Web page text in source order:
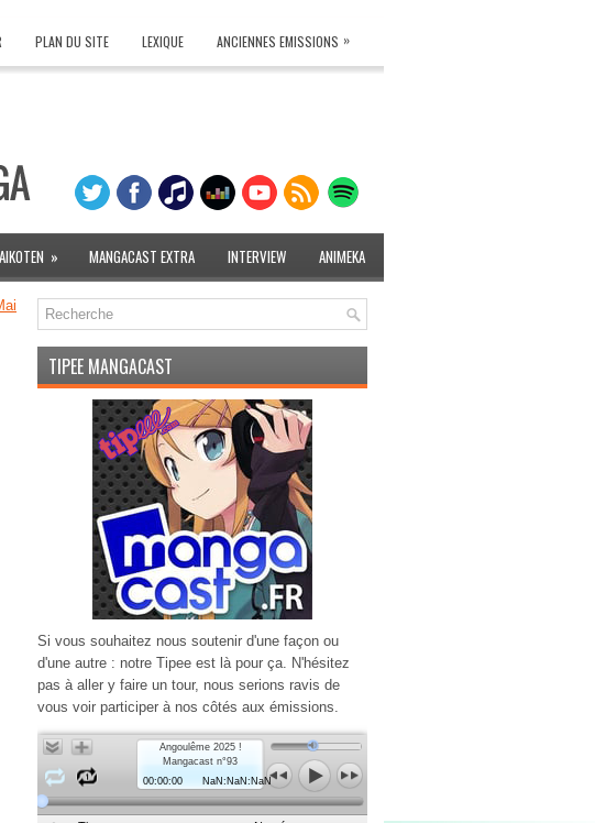
PLAN DU SITE LEXIQUE ANCIENNES EMISSIONS »
» MANGACAST EXTRA INTERVIEW ANIMEKA
TIPEE MANGACAST
Si vous souhaitez nous soutenir d'une façon ou
d'une autre : notre Tipee est là pour ça. N'hésitez
pas à aller y faire un tour, nous serions ravis de
vous voir participer à nos côtés aux émissions.
Angoulême 2025 !
Mangacast n°93
00:00:00
NaN:NaN:NaN